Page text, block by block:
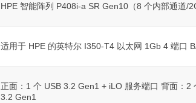
HPE 智能阵列 P408i-a SR Gen10（8 个内部通道/
适用于 HPE 的英特尔 I350-T4 以太网 1Gb 4 端口
正面：1 个 USB 3.2 Gen1 + iLO 服务端口 背面：2
3.2 Gen1